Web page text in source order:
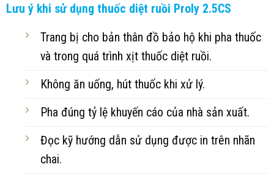
Lưu ý khi sử dụng thuốc diệt ruồi Proly 2.5CS
Trang bị cho bản thân đồ bảo hộ khi pha thuốc
và trong quá trình xịt thuốc diệt ruồi.
Không ăn uống, hút thuốc khi xử lý.
Pha đúng tỷ lệ khuyến cáo của nhà sản xuất.
Đọc kỹ hướng dẫn sử dụng được in trên nhãn
chai.